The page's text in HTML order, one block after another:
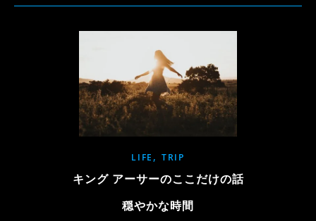
LIFE , TRIP
キング アーサーのここだけの話
穏やかな時間